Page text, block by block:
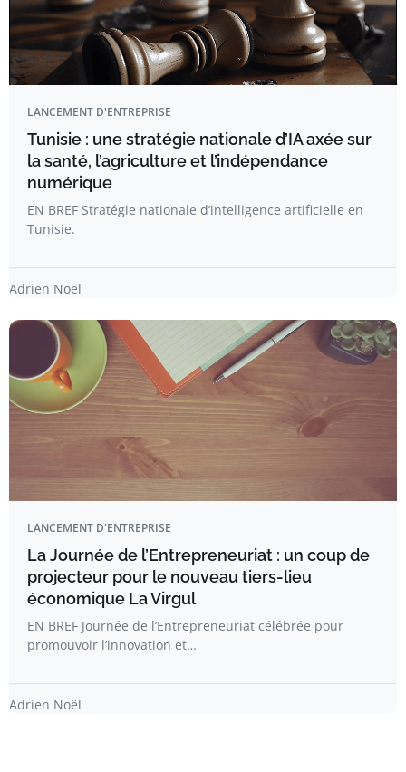
LANCEMENT D'ENTREPRISE
Tunisie : une stratégie nationale d’IA axée sur
la santé, l’agriculture et l’indépendance
numérique
EN BREF Stratégie nationale d’intelligence artificielle en
Tunisie.
Adrien Noël
LANCEMENT D'ENTREPRISE
La Journée de l’Entrepreneuriat : un coup de
projecteur pour le nouveau tiers-lieu
économique La Virgul
EN BREF Journée de l’Entrepreneuriat célébrée pour
promouvoir l’innovation et…
Adrien Noël